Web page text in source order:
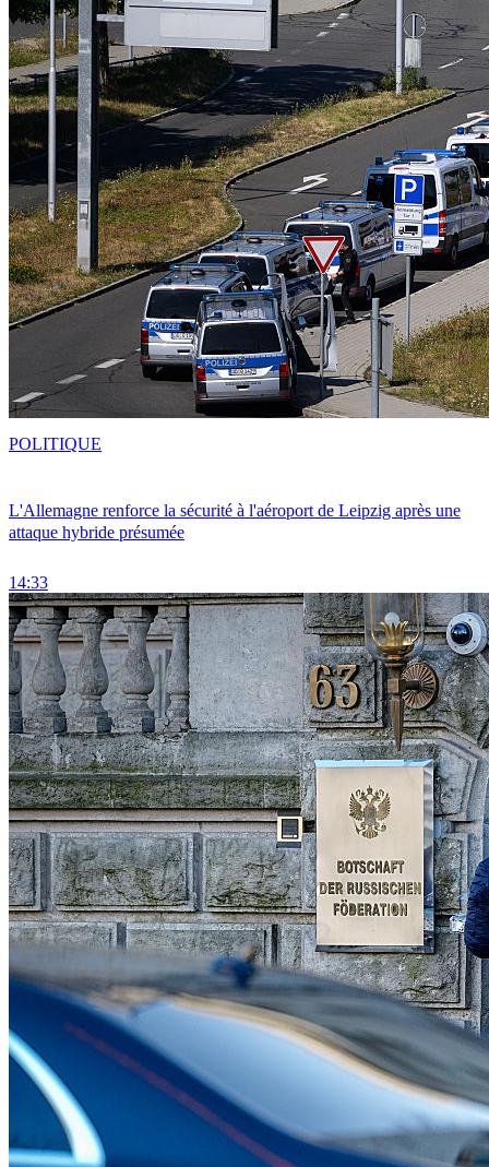
L'Allemagne renforce la sécurité à l'aéroport de Leipzig après une
attaque hybride présumée
14:33
POLITIQUE